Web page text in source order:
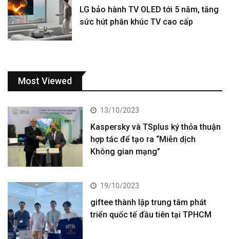
LG bảo hành TV OLED tới 5 năm, tăng
sức hút phân khúc TV cao cấp
Most Viewed
13/10/2023
Kaspersky và TSplus ký thỏa thuận
hợp tác để tạo ra “Miễn dịch
Không gian mạng”
19/10/2023
giftee thành lập trung tâm phát
triển quốc tế đầu tiên tại TPHCM